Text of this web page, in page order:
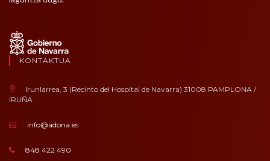
KONTAKTUA
Irunlarrea, 3 (Recinto del Hospital de Navarra) 31008 PAMPLONA /
IRUÑA
info@adona.es
848 422 490